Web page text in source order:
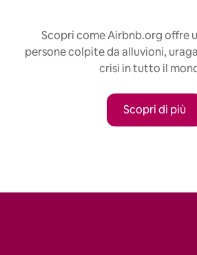
Scopri come Airbnb.org offre
persone colpite da alluvioni,
crisi in tutto il
Scopri di più